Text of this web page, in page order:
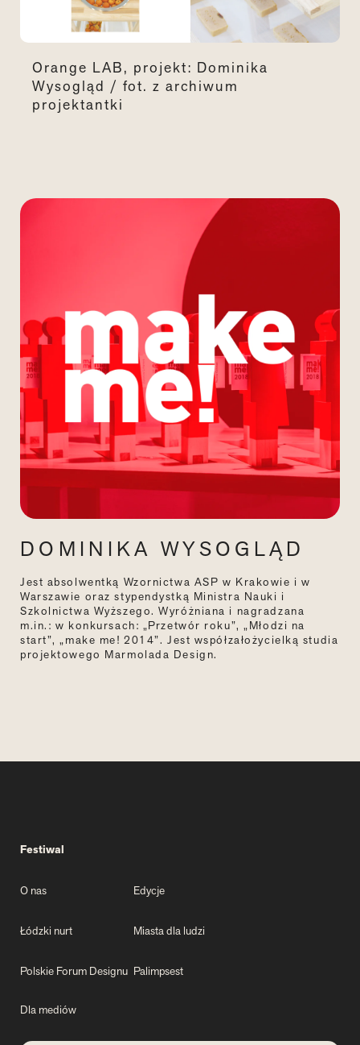
Orange LAB, projekt: Dominika
Wysogląd / fot. z archiwum
projektantki
DOMINIKA WYSOGLĄD
Jest absolwentką Wzornictwa ASP w Krakowie i w
Warszawie oraz stypendystką Ministra Nauki i
Szkolnictwa Wyższego. Wyróżniana i nagradzana
m.in.: w konkursach: „Przetwór roku”, „Młodzi na
start”, „make me! 2014”. Jest współzałożycielką studia
projektowego Marmolada Design.
Festiwal
O nas Edycje
Łódzki nurt Miasta dla ludzi
Polskie Forum Designu Palimpsest
Dla mediów